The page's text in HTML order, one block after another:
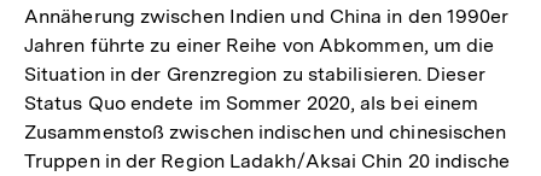
Annäherung zwischen Indien und China in den 1990er
Jahren führte zu einer Reihe von Abkommen, um die
Situation in der Grenzregion zu stabilisieren. Dieser
Status Quo endete im Sommer 2020, als bei einem
Zusammenstoß zwischen indischen und chinesischen
Truppen in der Region Ladakh/Aksai Chin 20 indische